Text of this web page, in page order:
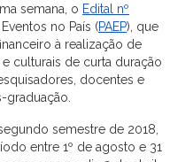
semana, o Edital nº
no País (PAEP), que
à realização de
culturais de curta duração
docentes e
semestre de 2018,
entre 1º de agosto e 31